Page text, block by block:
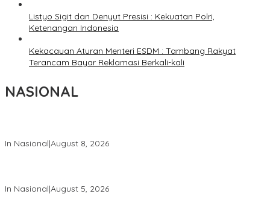
Listyo Sigit dan Denyut Presisi : Kekuatan Polri,
Ketenangan Indonesia
Kekacauan Aturan Menteri ESDM : Tambang Rakyat
Terancam Bayar Reklamasi Berkali-kali
NASIONAL
In Nasional|August 8, 2026
In Nasional|August 5, 2026